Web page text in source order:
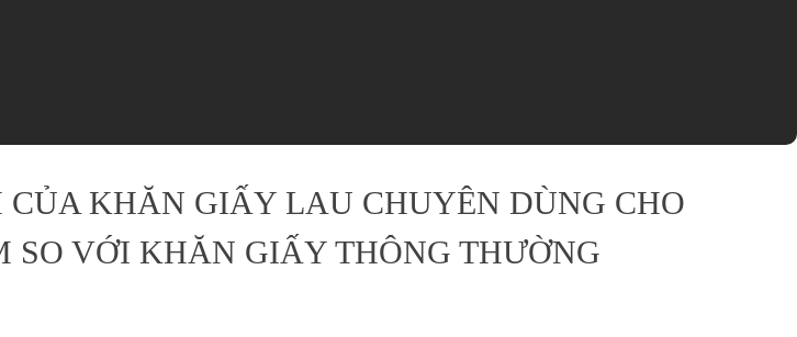
KHĂN GIẤY LAU CHUYÊN DÙNG CHO
SO VỚI KHĂN GIẤY THÔNG THƯỜNG